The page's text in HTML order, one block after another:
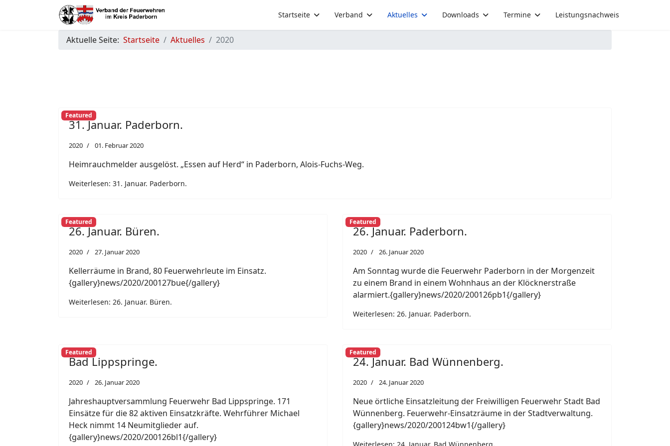
Startseite Verband Aktuelles Downloads Termine Leistungsnachweis
Aktuelle Seite: Startseite Aktuelles 2020
Featured
31. Januar. Paderborn.
2020 01. Februar 2020
Heimrauchmelder ausgelöst. „Essen auf Herd“ in Paderborn, Alois-Fuchs-Weg.
Weiterlesen: 31. Januar. Paderborn.
Featured
26. Januar. Büren.
2020 27. Januar 2020
Kellerräume in Brand, 80 Feuerwehrleute im Einsatz.
{gallery}news/2020/200127bue{/gallery}
Weiterlesen: 26. Januar. Büren.
Featured
26. Januar. Paderborn.
2020 26. Januar 2020
Am Sonntag wurde die Feuerwehr Paderborn in der Morgenzeit
zu einem Brand in einem Wohnhaus an der Klöcknerstraße
alarmiert.{gallery}news/2020/200126pb1{/gallery}
Weiterlesen: 26. Januar. Paderborn.
Featured
Bad Lippspringe.
2020 26. Januar 2020
Jahreshauptversammlung Feuerwehr Bad Lippspringe. 171
Einsätze für die 82 aktiven Einsatzkräfte. Wehrführer Michael
Heck nimmt 14 Neumitglieder auf.
{gallery}news/2020/200126bl1{/gallery}
Featured
24. Januar. Bad Wünnenberg.
2020 24. Januar 2020
Neue örtliche Einsatzleitung der Freiwilligen Feuerwehr Stadt Bad
Wünnenberg. Feuerwehr-Einsatzräume in der Stadtverwaltung.
{gallery}news/2020/200124bw1{/gallery}